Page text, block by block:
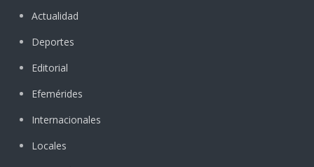
Actualidad
Deportes
Editorial
Efemérides
Internacionales
Locales